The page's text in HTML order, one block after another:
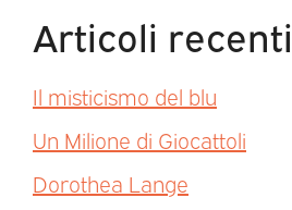
Articoli recenti
Il misticismo del blu
Un Milione di Giocattoli
Dorothea Lange